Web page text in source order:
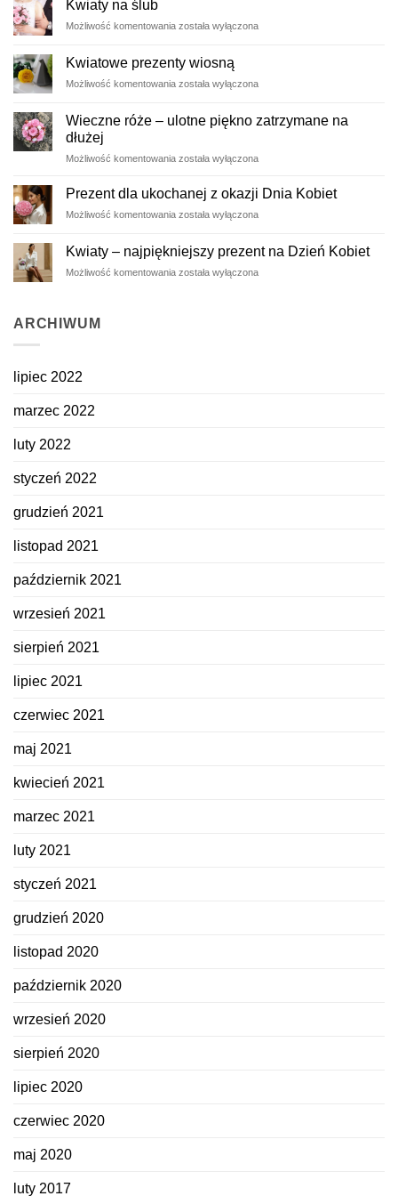
Kwiaty na ślub
Możliwość komentowania Kwiaty
została wyłączona
Kwiatowe prezenty wiosną
Możliwość komentowania Kwiatowe
została wyłączona
Wieczne róże – ulotne piękno zatrzymane na
dłużej
Możliwość komentowania Wieczne
ulotne
piękno
na
została wyłączona
Prezent dla ukochanej z okazji Dnia Kobiet
Możliwość komentowania Prezent
ukochanej
z
okazji
została wyłączona
Kwiaty – najpiękniejszy prezent na Dzień Kobiet
Możliwość komentowania Kwiaty
została wyłączona
ARCHIWUM
lipiec 2022
marzec 2022
luty 2022
styczeń 2022
grudzień 2021
listopad 2021
październik 2021
wrzesień 2021
sierpień 2021
lipiec 2021
czerwiec 2021
maj 2021
kwiecień 2021
marzec 2021
luty 2021
styczeń 2021
grudzień 2020
listopad 2020
październik 2020
wrzesień 2020
sierpień 2020
lipiec 2020
czerwiec 2020
maj 2020
luty 2017